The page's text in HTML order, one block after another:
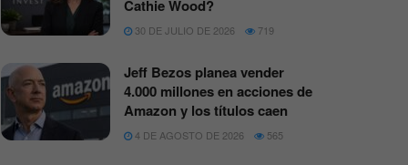
Cathie Wood?
30 DE JULIO DE 2026 719
Jeff Bezos planea vender
4.000 millones en acciones de
Amazon y los títulos caen
4 DE AGOSTO DE 2026 565